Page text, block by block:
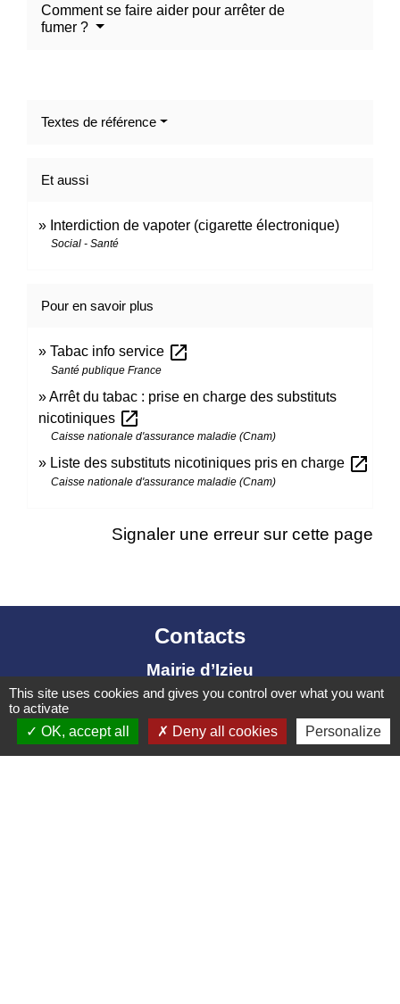
Comment se faire aider pour arrêter de
fumer ?
Textes de référence
Et aussi
Interdiction de vapoter (cigarette électronique)
Social - Santé
Pour en savoir plus
Tabac info service open_in_new
Santé publique France
Arrêt du tabac : prise en charge des substituts
nicotiniques open_in_new
Caisse nationale d'assurance maladie (Cnam)
Liste des substituts nicotiniques pris en charge open_in_new
Caisse nationale d'assurance maladie (Cnam)
Signaler une erreur sur cette page
Contacts
Mairie d’Izieu
25, rue des Lauzes
01300 Izieu - FRANCE
+33 4 79 87 23 00
This site uses cookies and gives you control over what you want
to activate
OK, accept all
Deny all cookies Personalize